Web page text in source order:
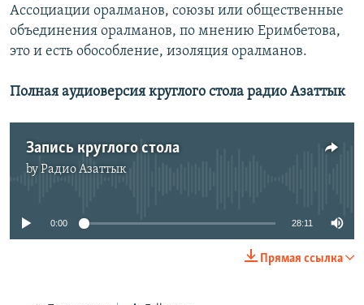
Ассоциации оралманов, союзы или общественные
объединения оралманов, по мнению Еримбетова,
это и есть обособление, изоляция оралманов.
Полная аудиоверсия круглого стола радио Азаттык
Запись круглого стола
byРадио Азаттык
0:00 28:11
Прямая ссылка